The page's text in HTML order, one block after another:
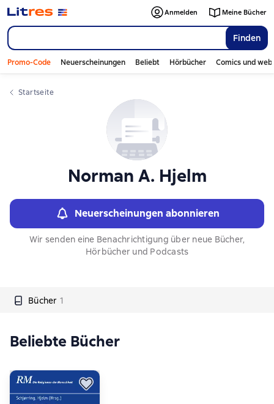
Finden
Anmelden Meine Bücher
Promo-Code Neuerscheinungen Beliebt Hörbücher Comics und
Startseite
Norman A. Hjelm
Neuerscheinungen abonnieren
Wir senden eine Benachrichtigung über neue Bücher,
Hörbücher und Podcasts
Bücher 1
Слайдер с книгами
Beliebte Bücher